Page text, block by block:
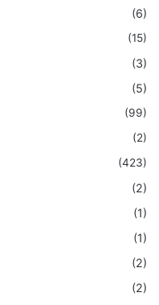
(6)
(15)
(3)
(5)
(99)
(2)
(423)
(2)
(1)
(1)
(2)
(2)